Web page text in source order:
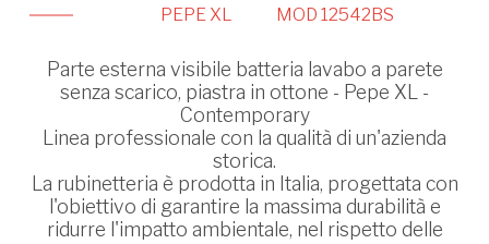
PEPE XL MOD 12542BS
Parte esterna visibile batteria lavabo a parete
senza scarico, piastra in ottone - Pepe XL -
Contemporary
Linea professionale con la qualità di un'azienda
storica.
La rubinetteria è prodotta in Italia, progettata con
l'obiettivo di garantire la massima durabilità e
ridurre l'impatto ambientale, nel rispetto delle